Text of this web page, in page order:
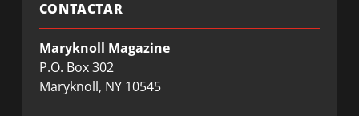
CONTACTAR
Maryknoll Magazine
P.O. Box 302
Maryknoll, NY 10545